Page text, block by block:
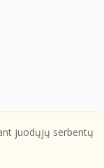
juodųjų serbentų